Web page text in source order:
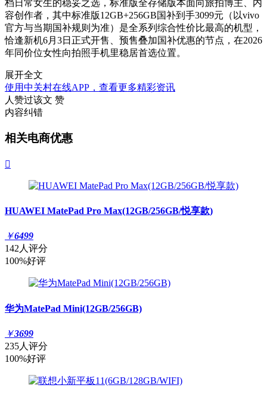
档日常女生的稳妥之选，标准版全存储版本面向旅拍博主、内
容创作者，其中标准版12GB+256GB国补到手3099元（以vivo
官方与当期国补规则为准）是全系列综合性价比最高的机型，
恰逢新机6月3日正式开售、预售叠加国补优惠的节点，在2026
年同价位女性向拍照手机里稳居首选位置。
展开全文
使用中关村在线APP，查看更多精彩资讯
人赞过该文 赞
内容纠错
相关电商优惠

HUAWEI MatePad Pro Max(12GB/256GB/悦享款)
￥6499
142人评分
100%好评
华为MatePad Mini(12GB/256GB)
￥3699
235人评分
100%好评